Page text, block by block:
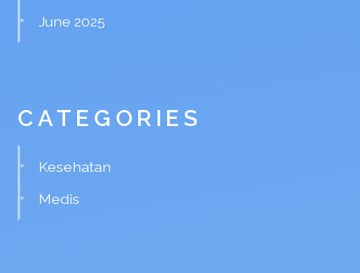
June 2025
CATEGORIES
Kesehatan
Medis